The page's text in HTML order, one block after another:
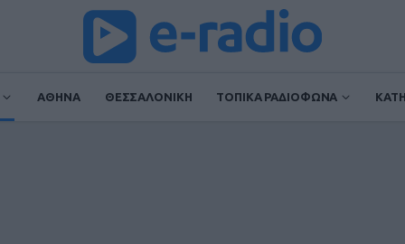
ΑΘΗΝΑ ΘΕΣΣΑΛΟΝΙΚΗ ΤΟΠΙΚΑ ΡΑΔΙΟΦΩΝΑ